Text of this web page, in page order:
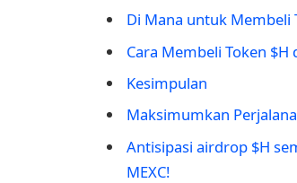
Di Mana untuk Membeli
Cara Membeli Token $H
Kesimpulan
Maksimumkan
Antisipasi airdrop $H
MEXC!